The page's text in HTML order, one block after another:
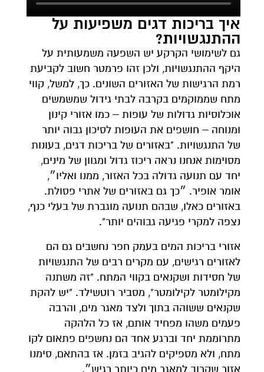
איך בריכות דגים משפיעות על
ההתנגשויות?
גם לשימושי הקרקע יש השפעה משמעותית על
היקף ההתנגשויות, ולכן זהו פרמטר חשוב לקביעת
רמת הרגישות של האזורים השונים. כך, למשל, קווי
מתח שממוקמים בקרבה לבתי גידול שמשמשים
אוכלוסיות גדולות של עופות – כמו אזורי קינון
ומנוחה – חושפים את העופות לסיכון גבוה יותר
של התנגשויות. "באזורים של בריכות דגים, בעונות
מסוימות אנחנו נראה ריכוז גדול ומגוון של מינים,
יחד עם תנועה גדולה בכל האזור, ממנו ואליו״,
אומר אופיר. ״כך גם באזורים של אתרי פסולת.
באזורים כאלו, שבהם תנועה מוגברת של בעלי כנף,
נצפה למקרי פגיעה גבוהים יותר".
אזורי בריכות המים בעמק חפר נחשבים גם הם
לאזורים רגישים, עם מקרים רבים של התנגשויות
של חסידות ושקנאים בקווי המתח. "זה משתנה
מקילומטר לקילומטר", מסביר רוטשילד. "יש להקת
שקנאים ששוהה בתוך ולצד מאגר מים, והרבה
פעמים משהו מפחיד אותם, אז כל הלהקה
מתרוממת יחד וברגע אחד הם נחשפים פתאום לקו
מתח, ולא מספיקים להגיב בזמן. אז בהתאם, סימנו
אזור שקרוב למאגר מים כיותר רגיש״.